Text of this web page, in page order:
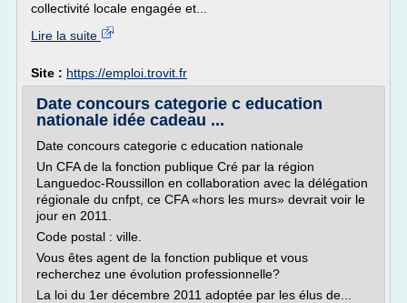
collectivité locale engagée et...
Lire la suite
Site : https://emploi.trovit.fr
Date concours categorie c education
nationale idée cadeau ...
Date concours categorie c education nationale
Un CFA de la fonction publique Cré par la région
Languedoc-Roussillon en collaboration avec la délégation
régionale du cnfpt, ce CFA «hors les murs» devrait voir le
jour en 2011.
Code postal : ville.
Vous êtes agent de la fonction publique et vous
recherchez une évolution professionnelle?
La loi du 1er décembre 2011 adoptée par les élus de...